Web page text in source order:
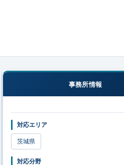
事務所情報
対応エリア
茨城県
対応分野